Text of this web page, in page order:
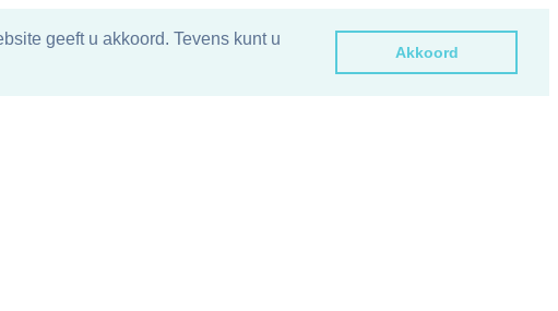
geeft u akkoord. Tevens kunt u
Akkoord